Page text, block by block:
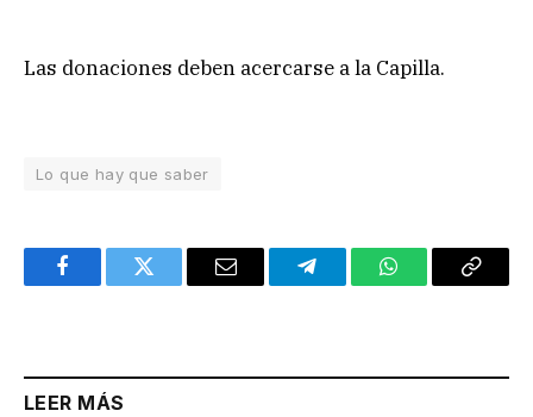
Las donaciones deben acercarse a la Capilla.
Lo que hay que saber
FacebookTwitter Email TelegramWhatsAppCopy
LEER MÁS